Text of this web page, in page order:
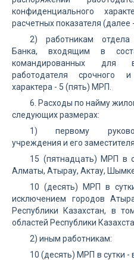
конфиденциального
расчетных показателя
2) работникам отдела
Банка, входящим в
командированных для
работодателя срочного
характера - 5 (пять) МРП.
6. Расходы по найму
следующих размерах:
1) первому
учреждения и его
15 (пятнадцать) МРП в
Алматы, Атырау, Актау,
10 (десять) МРП в
исключением городов
Республики Казахстан, в
областей Республики
2) иным работникам:
10 (десять) МРП в сутки -